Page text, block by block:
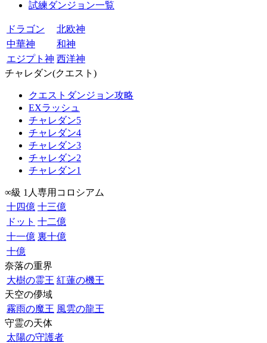
試練ダンジョン一覧
ドラゴン
北欧神
中華神
和神
エジプト神 西洋神
チャレダン(クエスト)
クエストダンジョン攻略
EXラッシュ
チャレダン5
チャレダン4
チャレダン3
チャレダン2
チャレダン1
∞級 1人専用コロシアム
十四億 十三億
ドット 十二億
十一億 裏十億
十億
奈落の重界
大樹の霊王 紅蓮の機王
天空の儚域
霧雨の魔王 風雲の龍王
守霊の天体
太陽の守護者